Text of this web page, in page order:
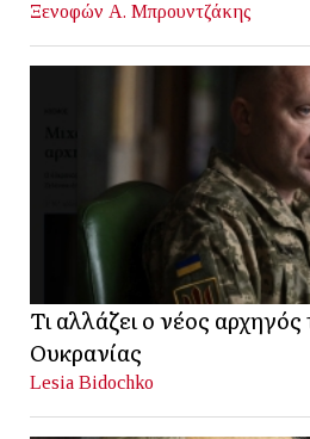
Ξενοφών Α. Μπρουντζάκης
Τι αλλάζει ο νέος
Ουκρανίας
Lesia Bidochko